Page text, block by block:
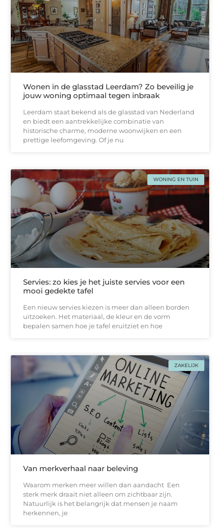
Wonen in de glasstad Leerdam? Zo beveilig je
jouw woning optimaal tegen inbraak
Leerdam staat bekend als de glasstad van Nederland
en biedt een aantrekkelijke combinatie van
historische charme, moderne woonwijken en een
prettige leefomgeving. Of je nu
WONING EN TUIN
Servies: zo kies je het juiste servies voor een
mooi gedekte tafel
Een nieuw servies kiezen is meer dan alleen borden
uitzoeken. Het materiaal, de kleur en de vorm
bepalen samen hoe je tafel eruitziet en hoe
ZAKELIJK
Van merkverhaal naar beleving
Waarom merken meer willen dan aandacht Een
sterk merk draait niet alleen om zichtbaar zijn.
Natuurlijk is het belangrijk dat mensen je naam
herkennen, je